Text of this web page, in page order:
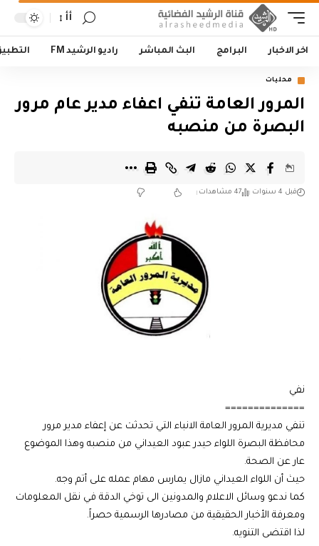
أأ
اخر الاخبار البرامج البث المباشر راديو الرشيد FM
محليات
المرور العامة تنفي اعفاء مدير عام مرور
البصرة من منصبه
قبل 4 سنوات 47 مشاهدات
نفي
==============
تنفي مديرية المرور العامة الانباء التي تحدثت عن إعفاء مدير مرور
محافظة البصرة اللواء حيدر عبود العيداني من منصبه وهذا الموضوع
عار عن الصحة.
حيث أن اللواء العيداني مازال يمارس مهام عمله على أتم وجه.
كما ندعو وسائل الاعلام والمدونين الى توخي الدقة في نقل المعلومات
ومعرفة الأخبار الحقيقية من مصادرها الرسمية حصراً.
لذا اقتضى التنويه.